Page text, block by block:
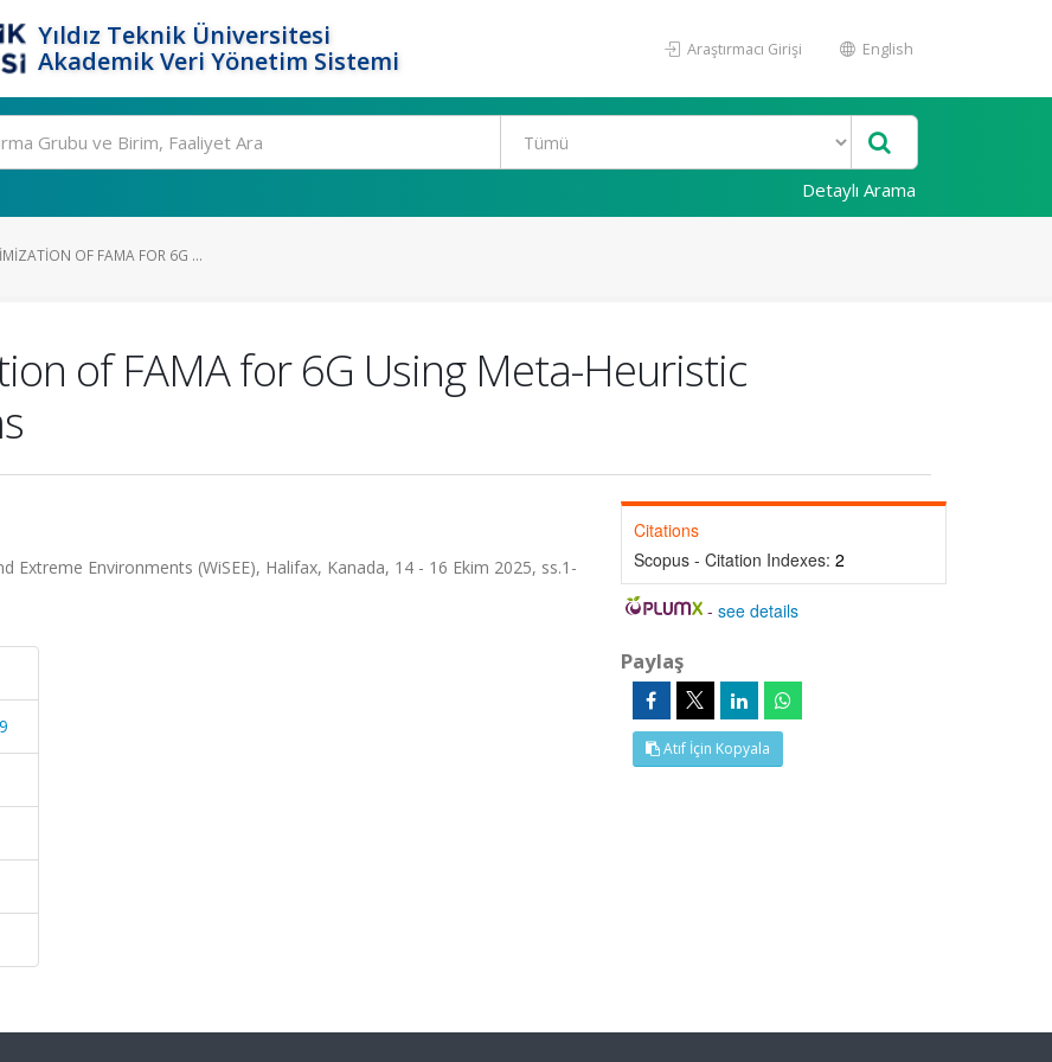
Yıldız Teknik Üniversitesi
Akademik Veri Yönetim Sistemi
Araştırmacı Girişi English
Detaylı Arama
OF FAMA FOR 6G ...
of FAMA for 6G Using Meta-Heuristic
Extreme Environments (WiSEE), Halifax, Kanada, 14 - 16 Ekim 2025, ss.1-
Citations
Scopus - Citation Indexes: 2
-see details
Paylaş
Atıf İçin Kopyala